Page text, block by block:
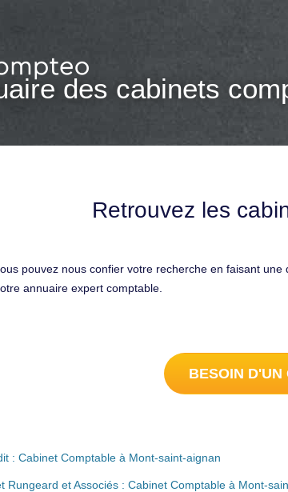
des cabinets
Retrouvez les
pouvez nous confier votre recherche en faisant
annuaire expert comptable.
BESOIN D'UN
: Cabinet Comptable à Mont-saint-aignan
Rungeard et Associés : Cabinet Comptable à Mont-